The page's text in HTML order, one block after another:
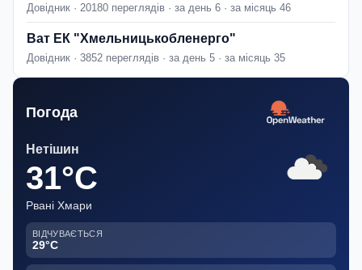
Довідник · 20180 переглядів · за день 6 · за місяць 46
Ват ЕК "Хмельницькобленерго"
Довідник · 3852 переглядів · за день 5 · за місяць 35
Погода
Нетішин
31°C
Рвані Хмари
ВІДЧУВАЄТЬСЯ
29°C